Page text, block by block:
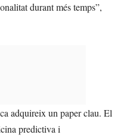
durant més temps”,
adquireix un paper clau. El
predictiva i